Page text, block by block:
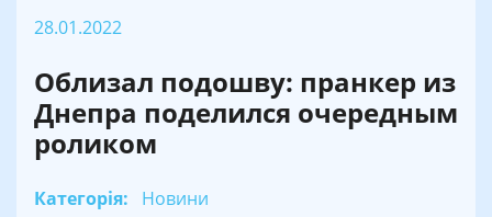
28.01.2022
Облизал подошву: пранкер из
Днепра поделился очередным
роликом
Категорія: Новини